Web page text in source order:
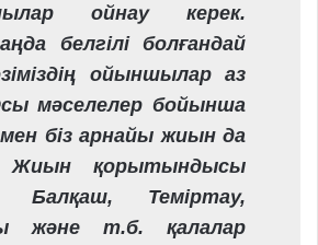
ойнау керек.
белгілі болғандай
ойыншылар аз
мәселелер бойынша
біз арнайы жиын да
Жиын қорытындысы
Балқаш, Теміртау,
және т.б. қалалар